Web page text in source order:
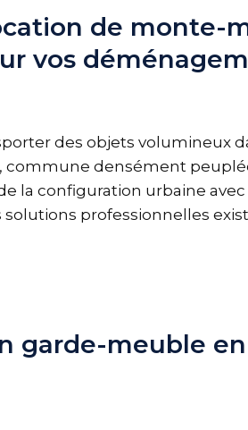
de monte-
vos
des objets volumineux
commune densément
la configuration urbaine
solutions professionnelles
garde-meuble